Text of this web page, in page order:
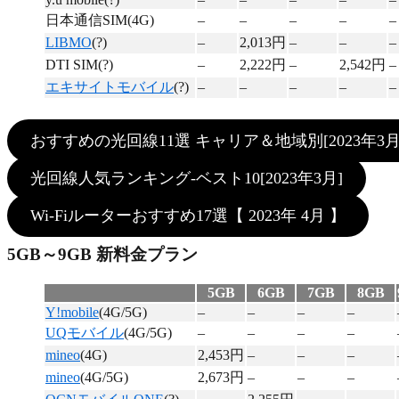
日本通信SIM(4G)
– – – –
–
LIBMO(?) – 2,013円 – –
–
DTI SIM(?)
– 2,222円 – 2,542円 –
エキサイトモバイル(?) – – – – –
おすすめの光回線11選 キャリア＆地域別[2023年3
光回線人気ランキング-ベスト10[2023年3月]
Wi-Fiルーターおすすめ17選【 2023年 4月 】
5GB～9GB 新料金プラン
5GB 6GB 7GB 8GB
Y!mobile(4G/5G) – – – –
UQモバイル(4G/5G) – – – –
mineo(4G) 2,453円 – – –
mineo(4G/5G) 2,673円 – – –